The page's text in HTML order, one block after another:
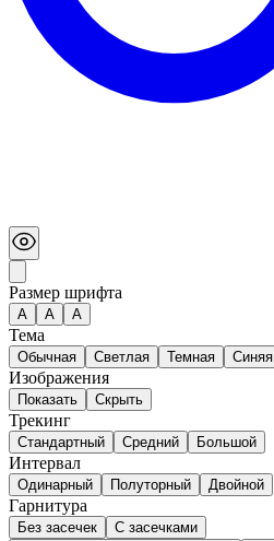
Размер шрифта
А A A
Тема
Обычная Светлая Темная Синяя
Изображения
Показать Скрыть
Трекинг
Стандартный Средний Большой
Интервал
Одинарный Полуторный Двойной
Гарнитура
Без засечек
С засечками